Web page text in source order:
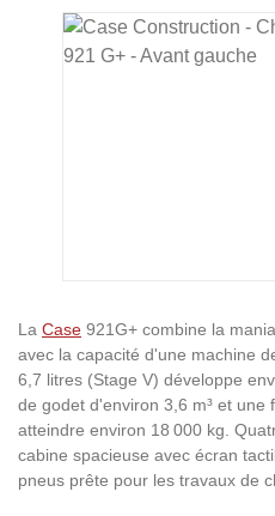
Ignorer la galerie
La Case 921G+ combine la
avec la capacité d'une machine
6,7 litres (Stage V) développe
de godet d'environ 3,6 m³ et
atteindre environ 18 000 kg.
cabine spacieuse avec écran
pneus prête pour les travaux de